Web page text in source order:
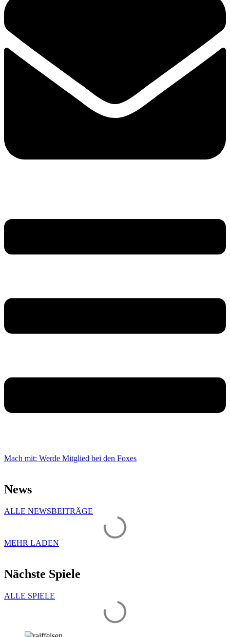
Mach mit: Werde Mitglied bei den Foxes
News
ALLE NEWSBEITRÄGE
MEHR LADEN
Nächste Spiele
ALLE SPIELE